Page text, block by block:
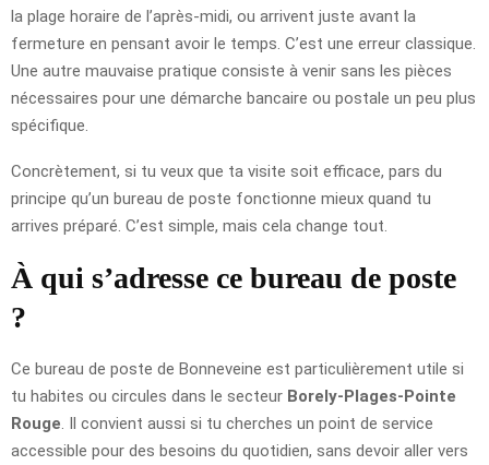
la plage horaire de l’après-midi, ou arrivent juste avant la
fermeture en pensant avoir le temps. C’est une erreur classique.
Une autre mauvaise pratique consiste à venir sans les pièces
nécessaires pour une démarche bancaire ou postale un peu plus
spécifique.
Concrètement, si tu veux que ta visite soit efficace, pars du
principe qu’un bureau de poste fonctionne mieux quand tu
arrives préparé. C’est simple, mais cela change tout.
À qui s’adresse ce bureau de poste
?
Ce bureau de poste de Bonneveine est particulièrement utile si
tu habites ou circules dans le secteur Borely-Plages-Pointe
Rouge . Il convient aussi si tu cherches un point de service
accessible pour des besoins du quotidien, sans devoir aller vers